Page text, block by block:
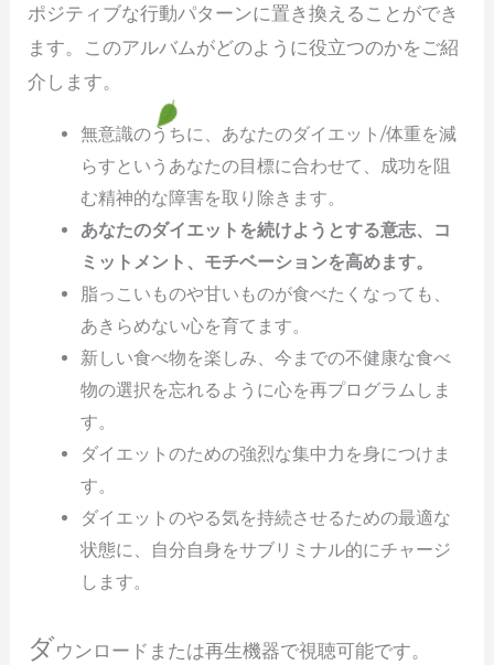
ポジティブな行動パターンに置き換えることができ
ます。このアルバムがどのように役立つのかをご紹
介します。
無意識のうちに、あなたのダイエット/体重を減
らすというあなたの目標に合わせて、成功を阻
む精神的な障害を取り除きます。
あなたのダイエットを続けようとする意志、コ
ミットメント、モチベーションを高めます。
脂っこいものや甘いものが食べたくなっても、
あきらめない心を育てます。
新しい食べ物を楽しみ、今までの不健康な食べ
物の選択を忘れるように心を再プログラムしま
す。
ダイエットのための強烈な集中力を身につけま
す。
ダイエットのやる気を持続させるための最適な
状態に、自分自身をサブリミナル的にチャージ
します。
ダウンロードまたは再生機器で視聴可能です。